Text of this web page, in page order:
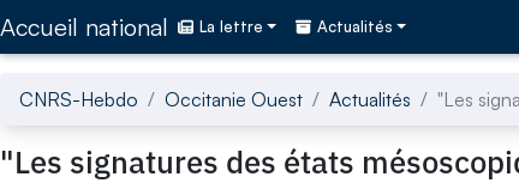
Accueil national La lettre Actualités
CNRS-Hebdo Occitanie Ouest Actualités "Les
"Les signatures des états